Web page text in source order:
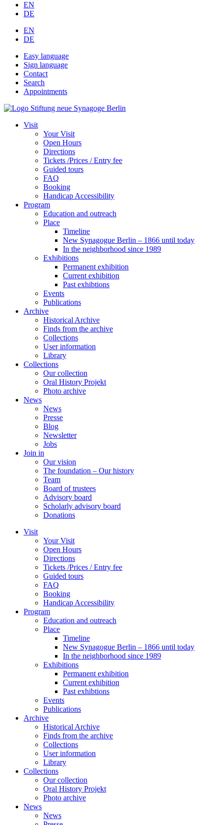
EN
DE
EN
DE
Easy language
Sign language
Contact
Search
Appointments
Visit
Your Visit
Open Hours
Directions
Tickets /Prices / Entry fee
Guided tours
FAQ
Booking
Handicap Accessibility
Program
Education and outreach
Place
Timeline
New Synagogue Berlin – 1866 until today
In the neighborhood since 1989
Exhibitions
Permanent exhibition
Current exhibition
Past exhibtions
Events
Publications
Archive
Historical Archive
Finds from the archive
Collections
User information
Library
Collections
Our collection
Oral History Projekt
Photo archive
News
News
Presse
Blog
Newsletter
Jobs
Join in
Our vision
The foundation – Our history
Team
Board of trustees
Advisory board
Scholarly advisory board
Donations
Visit
Your Visit
Open Hours
Directions
Tickets /Prices / Entry fee
Guided tours
FAQ
Booking
Handicap Accessibility
Program
Education and outreach
Place
Timeline
New Synagogue Berlin – 1866 until today
In the neighborhood since 1989
Exhibitions
Permanent exhibition
Current exhibition
Past exhibtions
Events
Publications
Archive
Historical Archive
Finds from the archive
Collections
User information
Library
Collections
Our collection
Oral History Projekt
Photo archive
News
News